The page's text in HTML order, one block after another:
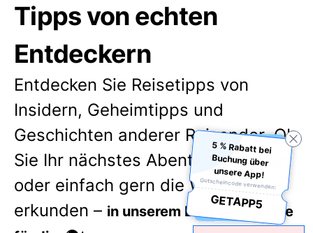
Tipps von echten
Entdeckern
Entdecken Sie Reisetipps von
Insidern, Geheimtipps und
Geschichten anderer Reisender. Ob
Sie Ihr nächstes Abenteuer planen
oder einfach gern die Welt
erkunden – in unserem Blog werden Sie
5 % Rabatt bei
Buchung über
unsere App!
Gutscheincode verwenden:
GETAPP5